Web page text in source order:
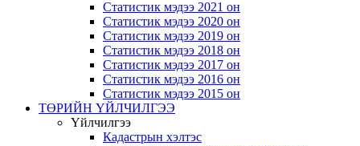
Статистик мэдээ 2021 он
Статистик мэдээ 2020 он
Статистик мэдээ 2019 он
Статистик мэдээ 2018 он
Статистик мэдээ 2017 он
Статистик мэдээ 2016 он
Статистик мэдээ 2015 он
ТӨРИЙН ҮЙЛЧИЛГЭЭ
Үйлчилгээ
Кадастрын хэлтэс